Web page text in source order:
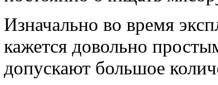
Изначально во время
кажется довольно
допускают большое